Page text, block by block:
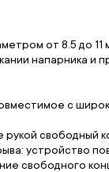
от 8.5 до 11
напарника и
с
свободный
устройство
свободного